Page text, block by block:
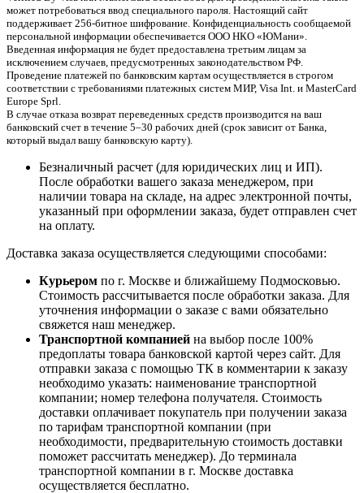
может потребоваться ввод специального пароля. Настоящий сайт
поддерживает 256-битное шифрование. Конфиденциальность сообщаемой
персональной информации обеспечивается ООО НКО «ЮМани».
Введенная информация не будет предоставлена третьим лицам за
исключением случаев, предусмотренных законодательством РФ.
Проведение платежей по банковским картам осуществляется в строгом
соответствии с требованиями платежных систем МИР, Visa Int. и MasterCard
Europe Sprl.
В случае отказа возврат переведенных средств производится на ваш
банковский счет в течение 5–30 рабочих дней (срок зависит от Банка,
который выдал вашу банковскую карту).
Безналичный расчет (для юридических лиц и ИП).
После обработки вашего заказа менеджером, при
наличии товара на складе, на адрес электронной почты,
указанный при оформлении заказа, будет отправлен счет
на оплату.
Доставка заказа осуществляется следующими способами:
Курьером по г. Москве и ближайшему Подмосковью.
Стоимость рассчитывается после обработки заказа. Для
уточнения информации о заказе с вами обязательно
свяжется наш менеджер.
Транспортной компанией на выбор после 100%
предоплаты товара банковской картой через сайт. Для
отправки заказа с помощью ТК в комментарии к заказу
необходимо указать: наименование транспортной
компании; номер телефона получателя. Стоимость
доставки оплачивает покупатель при получении заказа
по тарифам транспортной компании (при
необходимости, предварительную стоимость доставки
поможет рассчитать менеджер). До терминала
транспортной компании в г. Москве доставка
осуществляется бесплатно.